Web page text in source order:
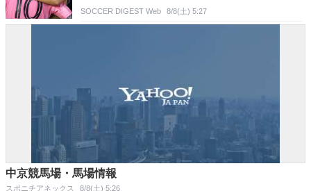
ロナウド婚約者も反応
SOCCER DIGEST Web 8/8(土) 5:27
中京競馬場・馬場情報
スポニチアネックス 8/8(土) 5:26